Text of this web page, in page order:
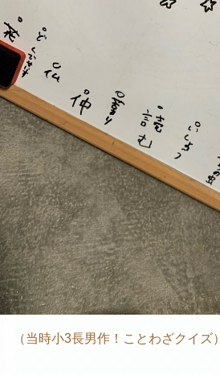
（当時小3長男作！ことわざクイズ）